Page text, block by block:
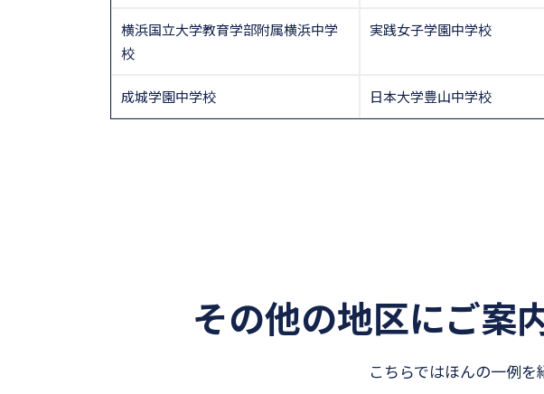
横浜国立大学教育学部附属横浜中学
校
実践女子学園中学校
成城学園中学校 日本大学豊山中学校
その他の地区にご案
こちらではほんの一例を